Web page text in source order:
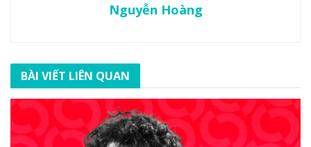
Nguyễn Hoàng
BÀI VIẾT LIÊN QUAN